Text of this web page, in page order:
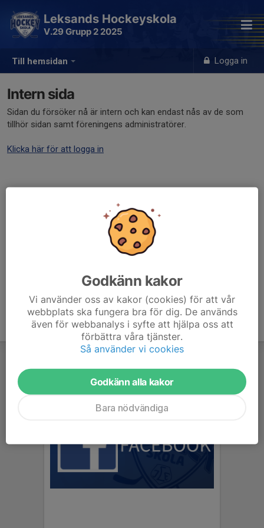
Till hemsidan Logga in
Leksands Hockeyskola
V.29 Grupp 2 2025
Intern sida
Sidan du försöker nå är intern och kan endast nås av de som
tillhör sidan samt föreningens administratörer.
Klicka här för att logga in
Godkänn kakor
Vi använder oss av kakor (cookies) för att vår
webbplats ska fungera bra för dig. De används
även för webbanalys i syfte att hjälpa oss att
förbättra våra tjänster.
Så använder vi cookies
Godkänn alla kakor
Bara nödvändiga